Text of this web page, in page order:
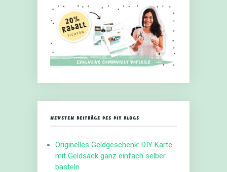
NEUSTEN BEITRÄGE DES DIY BLOGS
Originelles Geldgeschenk: DIY Karte
mit Geldsack ganz einfach selber
basteln